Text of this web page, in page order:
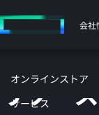
イ
テ
会社
オンラインストア
サービス
リソー